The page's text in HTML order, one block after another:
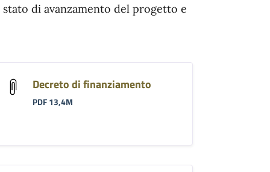
di avanzamento del progetto e
Decreto di finanziamento
PDF 13,4M